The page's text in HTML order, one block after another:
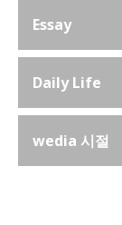
Essay
Daily Life
wedia 시절